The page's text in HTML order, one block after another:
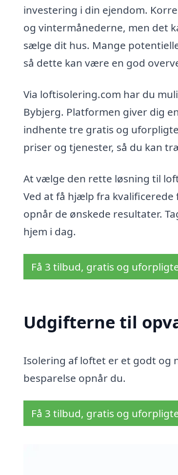
investering i din ejendom.
og vintermånederne, men det
sælge dit hus. Mange
så dette kan være en god
Via loftisolering.com har du
Bybjerg. Platformen giver dig
indhente tre gratis og
priser og tjenester, så du kan
At vælge den rette løsning til
Ved at få hjælp fra
opnår de ønskede resultater.
hjem i dag.
Få 3 tilbud, gratis og
Udgifterne til
Isolering af loftet er et godt og
besparelse opnår du.
Få 3 tilbud, gratis og